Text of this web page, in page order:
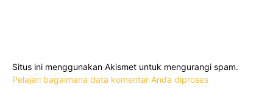
Situs ini menggunakan Akismet untuk mengurangi spam.
Pelajari bagaimana data komentar Anda diproses